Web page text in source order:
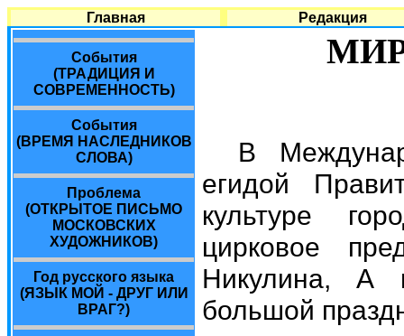
Главная Редакция
События
(ТРАДИЦИЯ И
СОВРЕМЕННОСТЬ)
События
(ВРЕМЯ НАСЛЕДНИКОВ
СЛОВА)
Проблема
(ОТКРЫТОЕ ПИСЬМО
МОСКОВСКИХ
ХУДОЖНИКОВ)
Год русского языка
(ЯЗЫК МОЙ - ДРУГ ИЛИ
ВРАГ?)
В
егидой
культуре
цирковое
Никулина, А
большой